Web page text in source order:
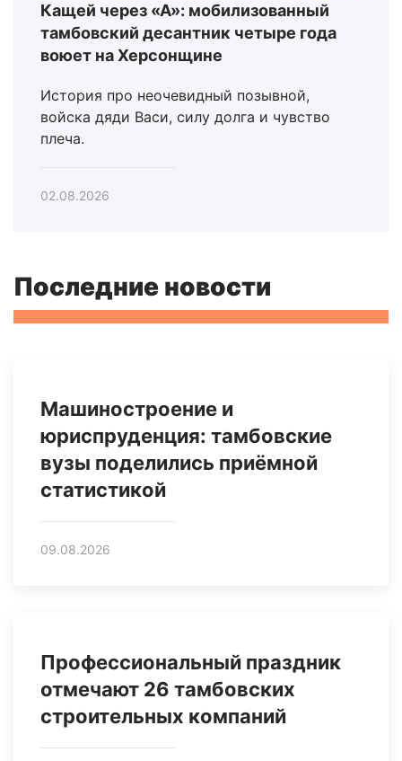
Кащей через «А»: мобилизованный
тамбовский десантник четыре года
воюет на Херсонщине
История про неочевидный позывной,
войска дяди Васи, силу долга и чувство
плеча.
02.08.2026
Последние новости
Машиностроение и
юриспруденция: тамбовские
вузы поделились приёмной
статистикой
09.08.2026
Профессиональный праздник
отмечают 26 тамбовских
строительных компаний